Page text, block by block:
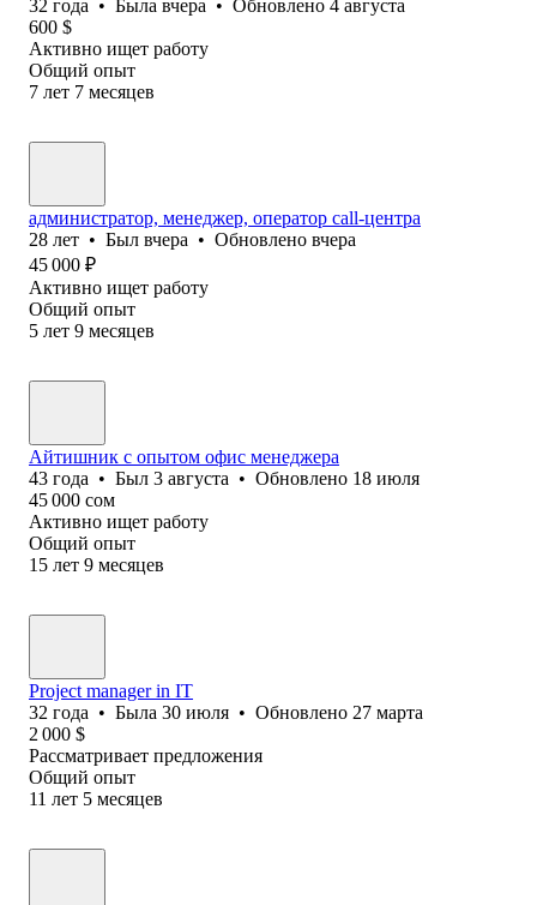
32 года • Была вчера • Обновлено 4 августа
600 $
Активно ищет работу
Общий опыт
7 лет 7 месяцев
администратор, менеджер, оператор call-центра
28 лет • Был вчера • Обновлено вчера
45 000 ₽
Активно ищет работу
Общий опыт
5 лет 9 месяцев
Айтишник с опытом офис менеджера
43 года • Был 3 августа • Обновлено 18 июля
45 000 сом
Активно ищет работу
Общий опыт
15 лет 9 месяцев
Project manager in IT
32 года • Была 30 июля • Обновлено 27 марта
2 000 $
Рассматривает предложения
Общий опыт
11 лет 5 месяцев